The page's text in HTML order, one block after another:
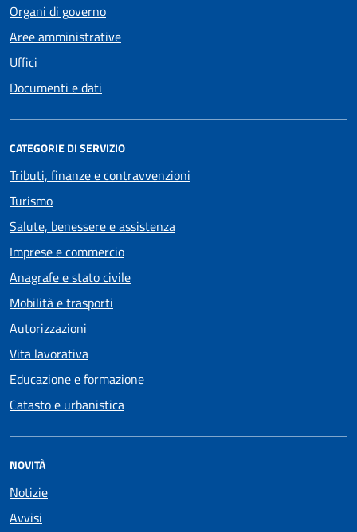
Organi di governo
Aree amministrative
Uffici
Documenti e dati
CATEGORIE DI SERVIZIO
Tributi, finanze e contravvenzioni
Turismo
Salute, benessere e assistenza
Imprese e commercio
Anagrafe e stato civile
Mobilità e trasporti
Autorizzazioni
Vita lavorativa
Educazione e formazione
Catasto e urbanistica
NOVITÀ
Notizie
Avvisi